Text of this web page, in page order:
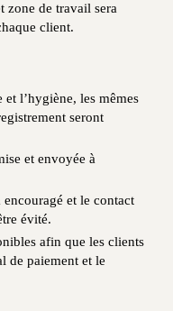
zone de travail sera
client.
l’hygiène, les mêmes
seront
et envoyée à
et le contact
évité.
afin que les clients
de paiement et le